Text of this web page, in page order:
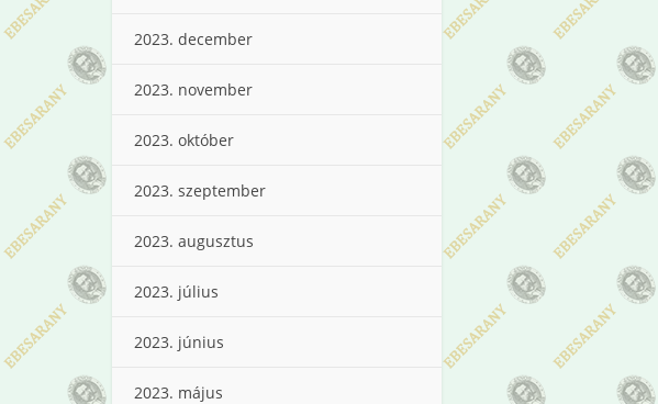
2023. december
2023. november
2023. október
2023. szeptember
2023. augusztus
2023. július
2023. június
2023. május